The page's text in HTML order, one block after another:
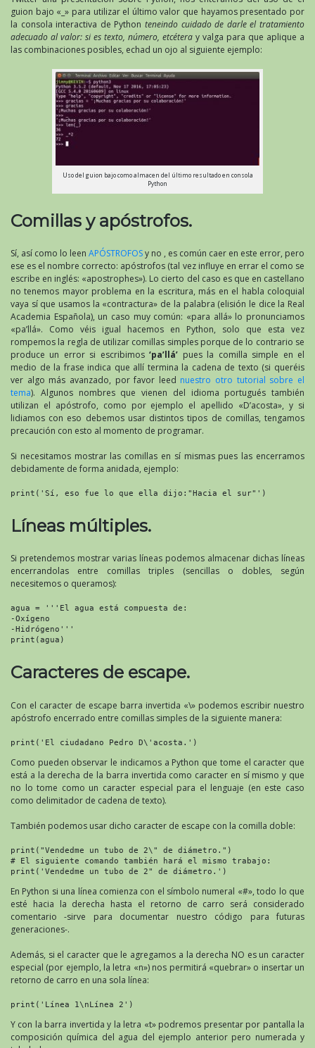
guion bajo «_» para utilizar el último valor que hayamos presentado por
la consola interactiva de Python teneindo cuidado de darle el tratamiento
adecuado al valor: si es texto, número, etcétera y valga para que aplique a
las combinaciones posibles, echad un ojo al siguiente ejemplo:
Uso del guion bajo como almacen del último resultado en consola
Python
Comillas y apóstrofos.
Sí, así como lo leen APÓSTROFOSy no , es común caer en este error, pero
ese es el nombre correcto: apóstrofos (tal vez influye en errar el como se
escribe en inglés: «apostrophes»). Lo cierto del caso es que en castellano
no tenemos mayor problema en la escritura, más en el habla coloquial
vaya sí que usamos la «contractura» de la palabra (elisión le dice la Real
Academia Española), un caso muy común: «para allá» lo pronunciamos
«pa’llá». Como véis igual hacemos en Python, solo que esta vez
rompemos la regla de utilizar comillas simples porque de lo contrario se
produce un error si escribimos‘pa’llá’ pues la comilla simple en el
medio de la frase indica que allí termina la cadena de texto (si queréis
ver algo más avanzado, por favor leed nuestro otro tutorial sobre el
tema). Algunos nombres que vienen del idioma portugués también
utilizan el apóstrofo, como por ejemplo el apellido «D’acosta», y si
lidiamos con eso debemos usar distintos tipos de comillas, tengamos
precaución con esto al momento de programar.
Si necesitamos mostrar las comillas en sí mismas pues las encerramos
debidamente de forma anidada, ejemplo:
print('Sí, eso fue lo que ella dijo:"Hacia el sur"')
Líneas múltiples.
Si pretendemos mostrar varias líneas podemos almacenar dichas líneas
encerrandolas entre comillas triples (sencillas o dobles, según
necesitemos o queramos):
agua = '''El agua está compuesta de:
-Oxígeno
-Hidrógeno'''
print(agua)
Caracteres de escape.
Con el caracter de escape barra invertida «\» podemos escribir nuestro
apóstrofo encerrado entre comillas simples de la siguiente manera:
print('El ciudadano Pedro D\'acosta.')
Como pueden observar le indicamos a Python que tome el caracter que
está a la derecha de la barra invertida como caracter en sí mismo y que
no lo tome como un caracter especial para el lenguaje (en este caso
como delimitador de cadena de texto).
También podemos usar dicho caracter de escape con la comilla doble:
print("Vendedme un tubo de 2\" de diámetro.")
# El siguiente comando también hará el mismo trabajo:
print('Vendedme un tubo de 2" de diámetro.')
En Python si una línea comienza con el símbolo numeral «#», todo lo que
esté hacia la derecha hasta el retorno de carro será considerado
comentario -sirve para documentar nuestro código para futuras
generaciones-.
Además, si el caracter que le agregamos a la derecha NO es un caracter
especial (por ejemplo, la letra «n») nos permitirá «quebrar» o insertar un
retorno de carro en una sola línea:
print('Línea 1\nLínea 2')
Y con la barra invertida y la letra «t» podremos presentar por pantalla la
composición química del agua del ejemplo anterior pero numerada y